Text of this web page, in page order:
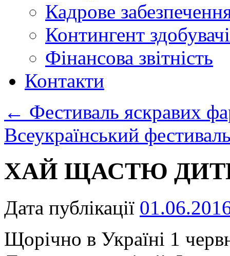
Кадрове
Контингент
Фінансова звітність
Контакти
← Фестиваль яскравих
Всеукраїнський
ХАЙ ЩАСТЮ
Дата публікації
Щорічно в Україні 1